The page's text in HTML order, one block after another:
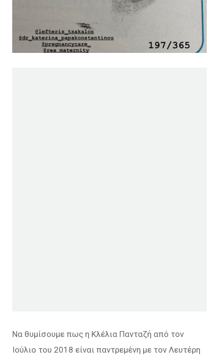
Να θυμίσουμε πως η Κλέλια Πανταζή από τον
Ιούλιο του 2018 είναι παντρεμένη με τον Λευτέρη